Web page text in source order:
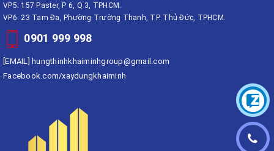
VP5: 157 Paster, P 6, Q 3, TPHCM.
VP6: 23 Tam Đa, Phường Trường Thạnh, TP. Thủ Đức, TPHCM.
0901 999 998
[EMAIL]
hungthinhkhaiminhgroup@gmail.com
Facebook.com/xaydungkhaiminh